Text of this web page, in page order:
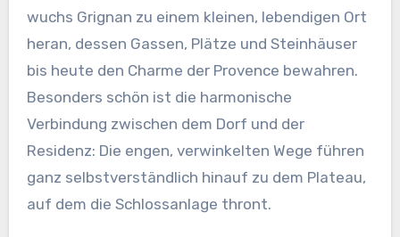
wuchs Grignan zu einem kleinen, lebendigen Ort
heran, dessen Gassen, Plätze und Steinhäuser
bis heute den Charme der Provence bewahren.
Besonders schön ist die harmonische
Verbindung zwischen dem Dorf und der
Residenz: Die engen, verwinkelten Wege führen
ganz selbstverständlich hinauf zu dem Plateau,
auf dem die Schlossanlage thront.